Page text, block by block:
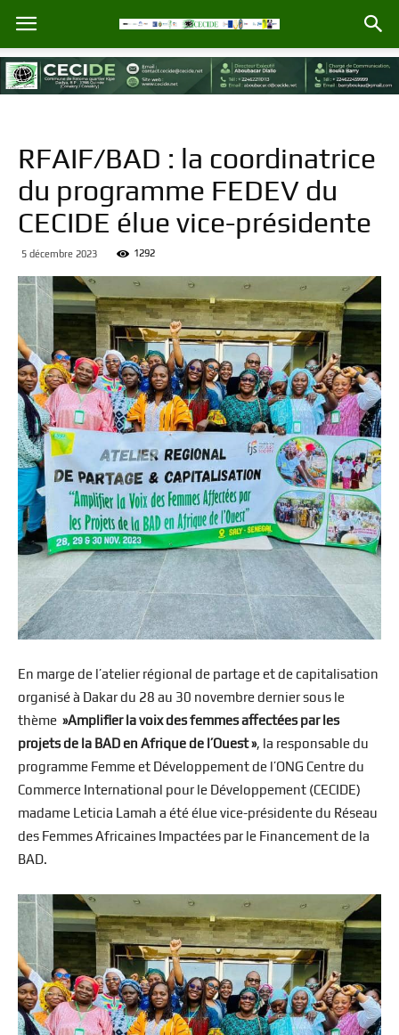
RFAIF/BAD : la coordinatrice
du programme FEDEV du
CECIDE élue vice-présidente
5 décembre 2023 1292
En marge de l’atelier régional de partage et de capitalisation
organisé à Dakar du 28 au 30 novembre dernier sous le
thème »Amplifier la voix des femmes affectées par les
projets de la BAD en Afrique de l’Ouest », la responsable du
programme Femme et Développement de l’ONG Centre du
Commerce International pour le Développement (CECIDE)
madame Leticia Lamah a été élue vice-présidente du Réseau
des Femmes Africaines Impactées par le Financement de la
BAD.